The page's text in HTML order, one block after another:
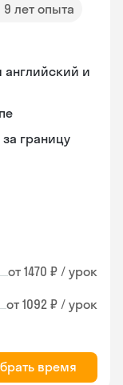
9 лет опыта
английский и
границу
от 1470 ₽ / урок
от 1092 ₽ / урок
время